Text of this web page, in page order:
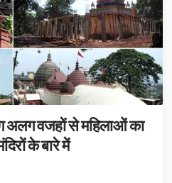
अलग वजहों से महिलाओं का
के बारे में